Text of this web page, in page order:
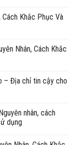
Khắc Phục Và
Nhân, Cách Khắc
– Địa chỉ tin cậy cho
nhân, cách
dụng